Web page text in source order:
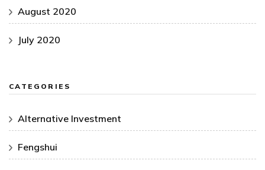
August 2020
July 2020
CATEGORIES
Alternative Investment
Fengshui